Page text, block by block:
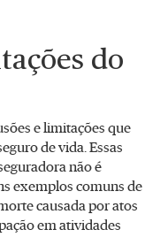
do
e limitações que
de vida. Essas
não é
exemplos comuns de
causada por atos
em atividades